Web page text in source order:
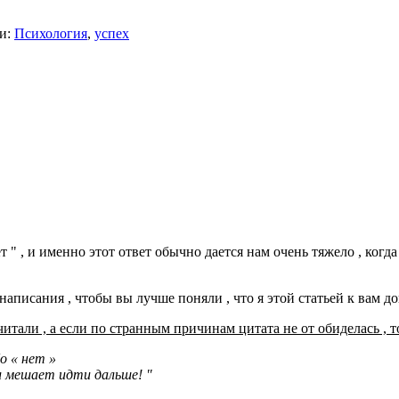
Психология, успех
и именно этот ответ обычно дается нам очень тяжело ,
, чтобы вы лучше поняли , что я этой статьей к вам
, а если по странным причинам цитата не от обиделась ,
« нет »
мешает идти дальше! "